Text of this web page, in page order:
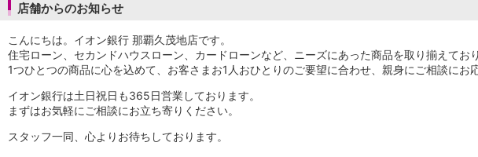
自動入金サービス
スマホ決済アプリ
公営競技
サービス
Myステージ
相続・税務のご相談
電子マネーWAON
店舗からのお知らせ
こんにちは。イオン銀行 那覇久茂地店です。
住宅ローン、セカンドハウスローン、カードローンなど、ニーズにあった商品を取り揃えており
1つひとつの商品に心を込めて、お客さまお1人おひとりのご要望に合わせ、親身にご相談にお
イオン銀行は土日祝日も365日営業しております。
まずはお気軽にご相談にお立ち寄りください。
スタッフ一同、心よりお待ちしております。